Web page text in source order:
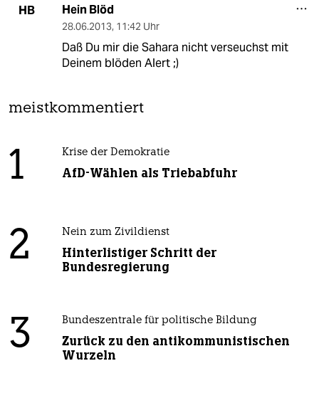
HB Hein Blöd
28.06.2013, 11:42 Uhr
Daß Du mir die Sahara nicht verseuchst mit
Deinem blöden Alert ;)
meistkommentiert
1 Krise der Demokratie
AfD-Wählen als Triebabfuhr
2 Nein zum Zivildienst
Hinterlistiger Schritt der
Bundesregierung
3 Bundeszentrale für politische Bildung
Zurück zu den antikommunistischen
Wurzeln